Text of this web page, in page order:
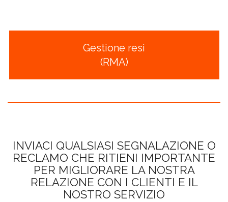
Gestione resi
(RMA)
INVIACI QUALSIASI SEGNALAZIONE O
RECLAMO CHE RITIENI IMPORTANTE
PER MIGLIORARE LA NOSTRA
RELAZIONE CON I CLIENTI E IL
NOSTRO SERVIZIO